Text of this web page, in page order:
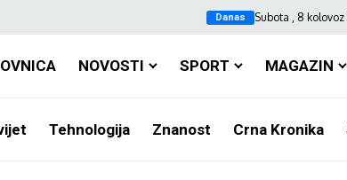
Danas Subota , 8
NOVOSTI SPORT MAGAZIN
Tehnologija Znanost Crna Kronika